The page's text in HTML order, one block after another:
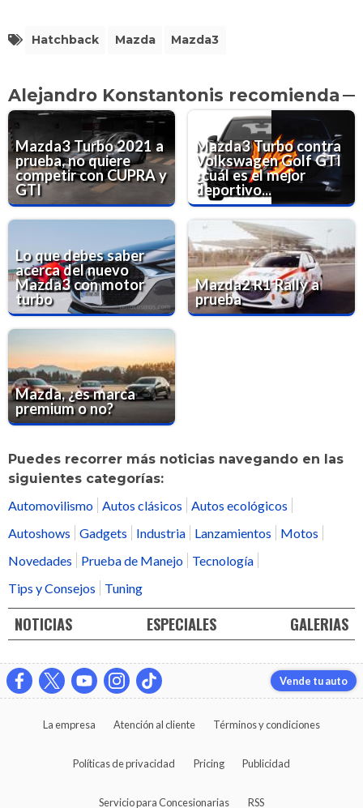
Hatchback Mazda Mazda3
Alejandro Konstantonis recomienda
Mazda3 Turbo 2021 a
prueba, no quiere
competir con CUPRA y
GTI
Mazda3 Turbo contra
Volkswagen Golf GTI
¿cuál es el mejor
deportivo...
Lo que debes saber
acerca del nuevo
Mazda3 con motor
turbo
Mazda2 R1 Rally a
prueba
Mazda, ¿es marca
premium o no?
Puedes recorrer más noticias navegando en las
siguientes categorías:
Automovilismo Autos clásicos
Autos ecológicos
Autoshows
Gadgets Industria Lanzamientos
Motos
Novedades
Prueba de Manejo
Tecnología
Tips y Consejos
Tuning
NOTICIAS ESPECIALES GALERIAS
Vende tu auto
La empresa Atención al cliente Términos y condiciones
Políticas de privacidad Pricing Publicidad
Servicio para Concesionarias RSS